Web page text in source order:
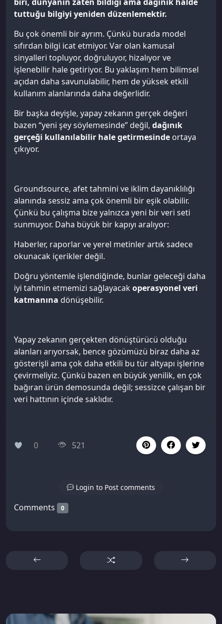
tuttuğu bilgiyi yeniden düzenlemektir.
Bu çok önemli bir ayrım. Çünkü burada model
sıfırdan bilgi icat etmiyor. Var olan kamusal
sinyalleri topluyor, doğruluyor, hizalıyor ve
işlenebilir hale getiriyor. Bu yaklaşım hem bilimsel
açıdan daha savunulabilir, hem de yüksek etkili
kullanım alanlarında daha değerlidir.
Bir başka deyişle, yapay zekanın gerçek değeri
bazen “yeni şey söylemesinde” değil, dağınık
gerçeği kullanılabilir hale getirmesinde ortaya
çıkıyor.
Groundsource, afet tahmini ve iklim dayanıklılığı
alanında sessiz ama çok önemli bir eşik olabilir.
Çünkü bu çalışma bize yalnızca yeni bir veri seti
sunmuyor. Daha büyük bir kapıyı aralıyor:
Haberler, raporlar ve yerel metinler artık sadece
okunacak içerikler değil.
Doğru yöntemle işlendiğinde, bunlar geleceği daha
iyi tahmin etmemizi sağlayacakoperasyonel veri
katmanına dönüşebilir.
Yapay zekanın gerçekten dönüştürücü olduğu
alanları arıyorsak, bence gözümüzü biraz daha az
gösterişli ama çok daha etkili bu tür altyapı işlerine
çevirmeliyiz. Çünkü bazen en büyük yenilik, en çok
bağıran ürün demosunda değil; sessizce çalışan bir
veri hattının içinde saklıdır.
0 521
Login to Post comments
Comments 0